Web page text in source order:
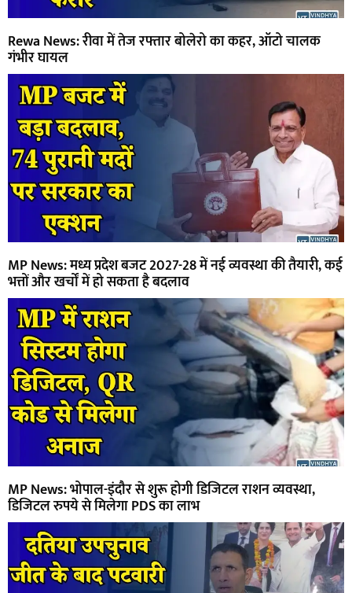
Rewa News: रीवा में तेज रफ्तार बोलेरो का कहर, ऑटो चालक
गंभीर घायल
MP News: मध्य प्रदेश बजट 2027-28 में नई व्यवस्था की तैयारी, कई
भत्तों और खर्चों में हो सकता है बदलाव
MP News: भोपाल-इंदौर से शुरू होगी डिजिटल राशन व्यवस्था,
डिजिटल रुपये से मिलेगा PDS का लाभ